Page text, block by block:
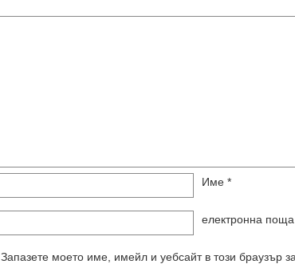
Име *
електронна поща
Запазете моето име, имейл и уебсайт в този браузър